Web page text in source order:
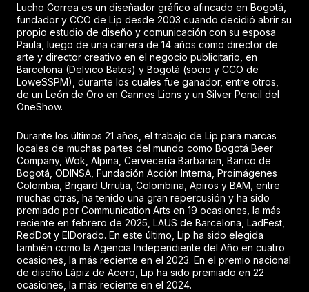
Lucho Correa es un diseñador gráfico afincado en Bogotá,
fundador y CCO de Lip desde 2003 cuando decidió abrir su
propio estudio de diseño y comunicación con su esposa
Paula, luego de una carrera de 14 años como director de
arte y director creativo en el negocio publicitario, en
Barcelona (Delvico Bates) y Bogotá (socio y CCO de
LoweSSPM), durante los cuales fue ganador, entre otros,
de un León de Oro en Cannes Lions y un Silver Pencil del
OneShow.
Durante los últimos 21 años, el trabajo de Lip para marcas
locales de muchas partes del mundo como Bogotá Beer
Company, Wok, Alpina, Cervecería Barbarian, Banco de
Bogotá, ODINSA, Fundación Acción Interna, Proimágenes
Colombia, Brigard Urrutia, Colombina, Apiros y BAM, entre
muchas otras, ha tenido una gran repercusión y ha sido
premiado por Communication Arts en 19 ocasiones, la más
reciente en febrero de 2025, LAUS de Barcelona, LadFest,
RedDot y ElDorado. En este último, Lip ha sido elegida
también como la Agencia Independiente del Año en cuatro
ocasiones, la más reciente en el 2023. En el premio nacional
de diseño Lápiz de Acero, Lip ha sido premiado en 22
ocasiones, la más reciente en el 2024.